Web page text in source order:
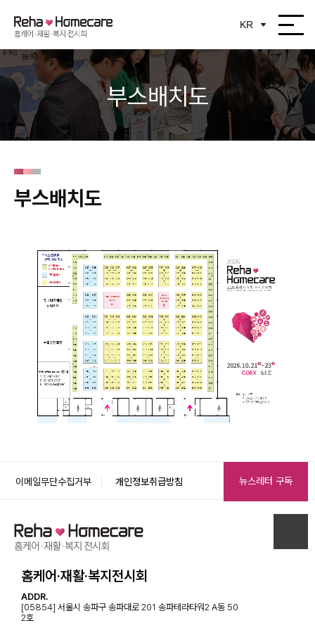
부스배치도
부스배치도
이메일무단수집거부 개인정보취급방침 뉴스레터 구독
홈케어·재활·복지전시회
ADDR.
[05854] 서울시 송파구 송파대로 201 송파테라타워2 A동 50
2호